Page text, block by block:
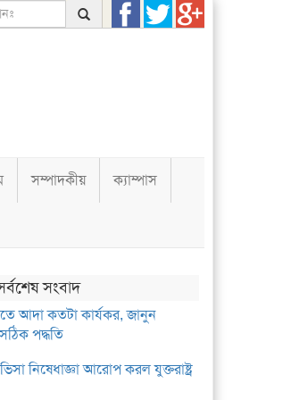
সম্পাদকীয় ক্যাম্পাস
সংবাদ
আদা কতটা কার্যকর, জানুন
পদ্ধতি
নিষেধাজ্ঞা আরোপ করল যুক্তরাষ্ট্র